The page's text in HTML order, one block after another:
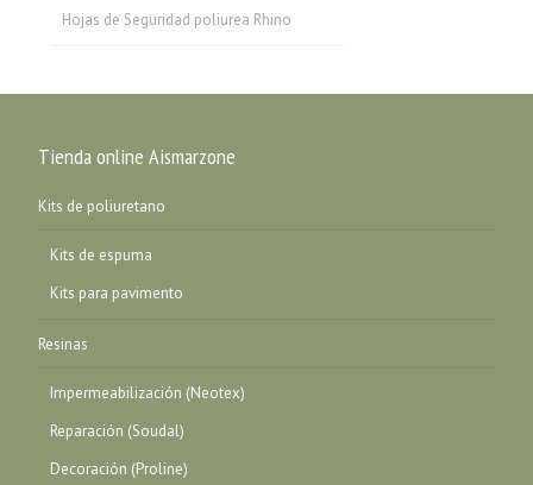
Hojas de Seguridad poliurea Rhino
Tienda online Aismarzone
Kits de poliuretano
Kits de espuma
Kits para pavimento
Resinas
Impermeabilización (Neotex)
Reparación (Soudal)
Decoración (Proline)